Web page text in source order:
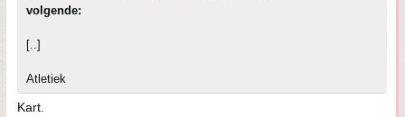
volgende:
[..]
Atletiek
Kart.